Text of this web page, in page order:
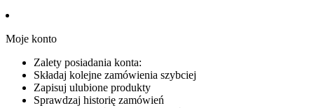
Moje konto
Zalety posiadania konta:
Składaj kolejne zamówienia szybciej
Zapisuj ulubione produkty
Sprawdzaj historię zamówień